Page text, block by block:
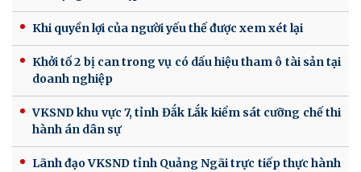
Khi quyền lợi của người yếu thế được xem xét lại
Khởi tố 2 bị can trong vụ có dấu hiệu tham ô tài sản tại
doanh nghiệp
VKSND khu vực 7, tỉnh Đắk Lắk kiểm sát cưỡng chế thi
hành án dân sự
Lãnh đạo VKSND tỉnh Quảng Ngãi trực tiếp thực hành